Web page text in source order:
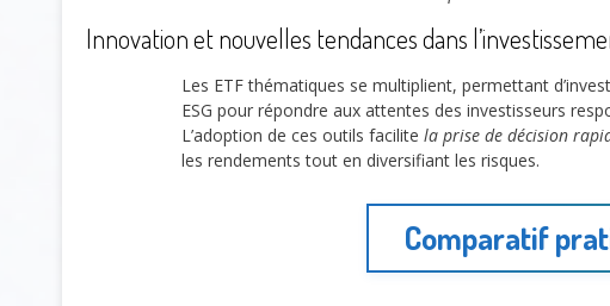
Innovation et nouvelles tendances dans
Les ETF thématiques se multiplient, permettant
ESG pour répondre aux attentes des investisseurs
L’adoption de ces outils facilite la prise de décision
les rendements tout en diversifiant les risques.
Comparatif